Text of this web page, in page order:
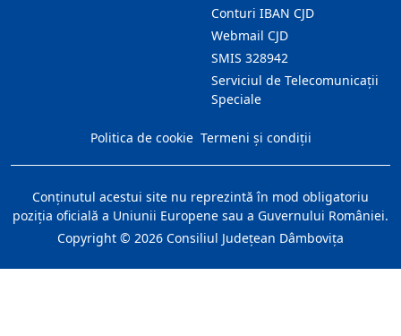
Conturi IBAN CJD
Webmail CJD
SMIS 328942
Serviciul de Telecomunicații
Speciale
Politica de cookie Termeni și condiții
Conţinutul acestui site nu reprezintă în mod obligatoriu
poziţia oficială a Uniunii Europene sau a Guvernului României.
Copyright © 2026 Consiliul Judeţean Dâmboviţa